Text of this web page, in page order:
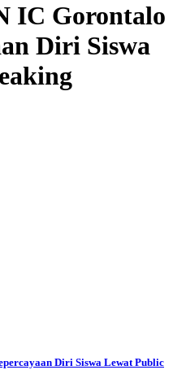
IC Gorontalo
Diri Siswa
Diri Siswa Lewat Public